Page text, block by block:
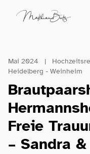
Mai 2024 |
Heidelberg - Weinheim
Freie
– Sandra